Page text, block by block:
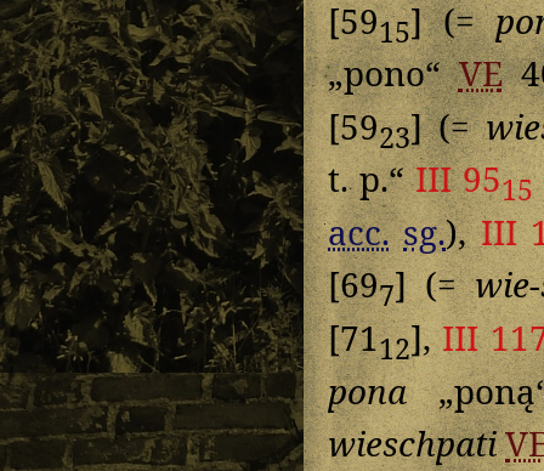
[5915] (=
„pono“VE
[5923] (=
t. p.“III 9515
acc. sg.),III
[697] (=
[7112],III
pona
wieschpati